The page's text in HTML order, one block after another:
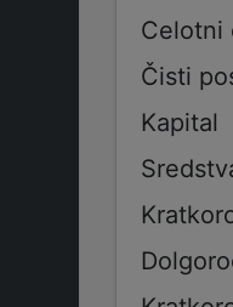
Celotni
Čisti
Kapital